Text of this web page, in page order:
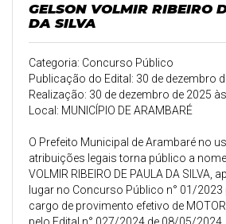
GELSON VOLMIR RIBEIRO
DA SILVA
Categoria: Concurso Público
Publicação do Edital: 30 de dezembro
Realização: 30 de dezembro de 2025
Local: MUNICÍPIO DE ARAMBARÉ
O Prefeito Municipal de Arambaré no
atribuições legais torna público a
VOLMIR RIBEIRO DE PAULA DA SILVA,
lugar no Concurso Público n° 01/2023
cargo de provimento efetivo de